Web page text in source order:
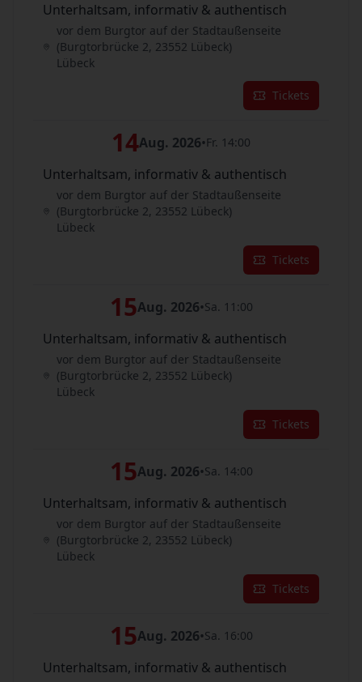
Unterhaltsam, informativ & authentisch
vor dem Burgtor auf der Stadtaußenseite
(Burgtorbrücke 2, 23552 Lübeck)
Lübeck
Tickets
14Aug. 2026•Fr. 14:00
Unterhaltsam, informativ & authentisch
vor dem Burgtor auf der Stadtaußenseite
(Burgtorbrücke 2, 23552 Lübeck)
Lübeck
Tickets
15Aug. 2026•Sa. 11:00
Unterhaltsam, informativ & authentisch
vor dem Burgtor auf der Stadtaußenseite
(Burgtorbrücke 2, 23552 Lübeck)
Lübeck
Tickets
15Aug. 2026•Sa. 14:00
Unterhaltsam, informativ & authentisch
vor dem Burgtor auf der Stadtaußenseite
(Burgtorbrücke 2, 23552 Lübeck)
Lübeck
Tickets
15Aug. 2026•Sa. 16:00
Unterhaltsam, informativ & authentisch